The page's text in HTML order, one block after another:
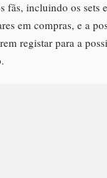
fãs, incluindo os sets
em compras, e a
registar para a